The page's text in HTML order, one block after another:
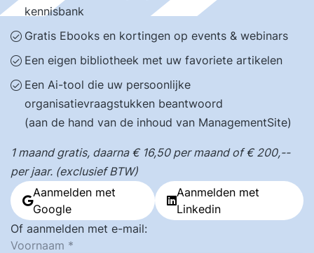
kennisbank
Gratis Ebooks en kortingen op events & webinars
Een eigen bibliotheek met uw favoriete artikelen
Een Ai-tool die uw persoonlijke
organisatievraagstukken beantwoord
(aan de hand van de inhoud van ManagementSite)
1 maand gratis, daarna € 16,50 per maand of € 200,--
per jaar. (exclusief BTW)
Aanmelden met
Google
Aanmelden met
Linkedin
Of aanmelden met e-mail:
Voornaam